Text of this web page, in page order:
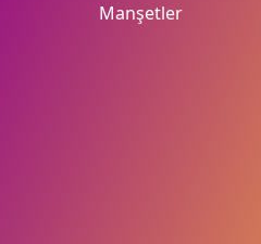
Manşetler